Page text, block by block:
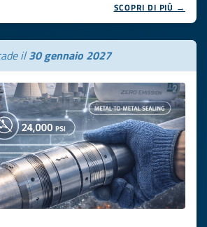
SCOPRI DI PIÙ →
il30 gennaio 2027